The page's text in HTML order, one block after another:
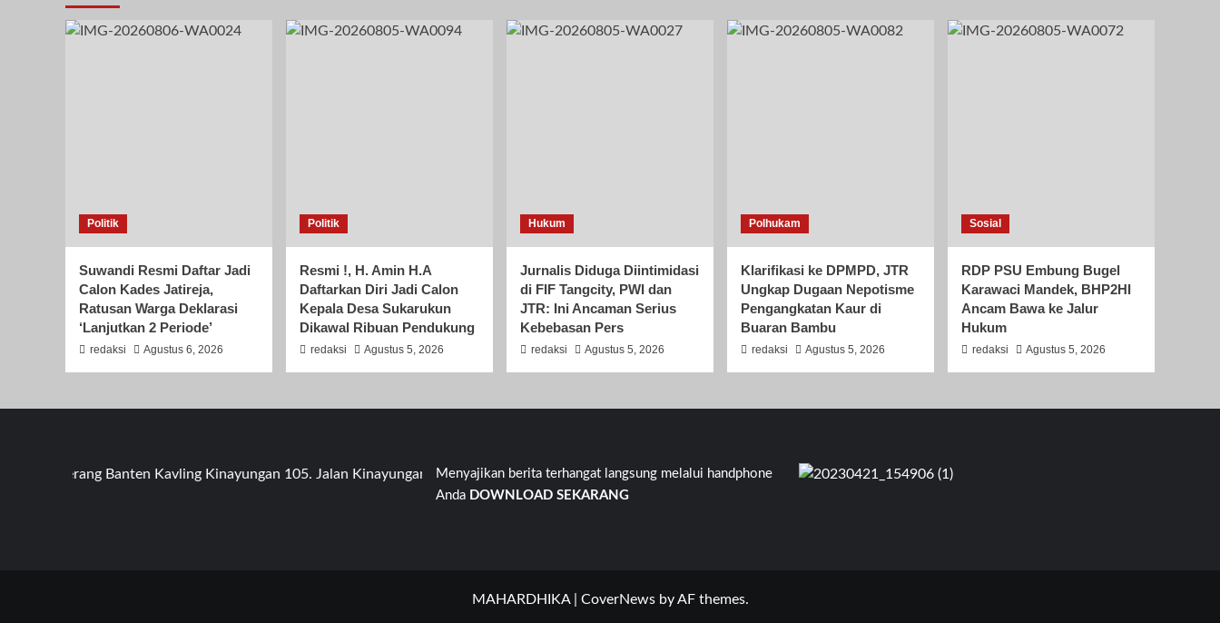
Politik
Suwandi Resmi Daftar Jadi
Calon Kades Jatireja,
Ratusan Warga Deklarasi
‘Lanjutkan 2 Periode’
redaksi Agustus 6, 2026
Politik
Resmi !, H. Amin H.A
Daftarkan Diri Jadi Calon
Kepala Desa Sukarukun
Dikawal Ribuan Pendukung
redaksi Agustus 5, 2026
Hukum
Jurnalis Diduga Diintimidasi
di FIF Tangcity, PWI dan
JTR: Ini Ancaman Serius
Kebebasan Pers
redaksi Agustus 5, 2026
Polhukam
Klarifikasi ke DPMPD, JTR
Ungkap Dugaan Nepotisme
Pengangkatan Kaur di
Buaran Bambu
redaksi Agustus 5, 2026
Sosial
RDP PSU Embung Bugel
Karawaci Mandek, BHP2HI
Ancam Bawa ke Jalur
Hukum
redaksi Agustus 5, 2026
Banten Kavling Kinayungan 105. Jalan Kinayungan V RT 05 RW 09 Pondok Kacang Barat, Pondok Aren, Tangerang Selatan, Banten Telp : 081317647898 - 082226442789 -
Menyajikan berita terhangat langsung melalui handphone
Anda DOWNLOAD SEKARANG
MAHARDHIKA CoverNewsby AF themes.